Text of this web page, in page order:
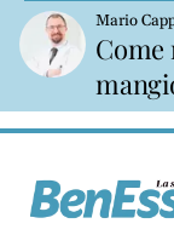
Come
Mario